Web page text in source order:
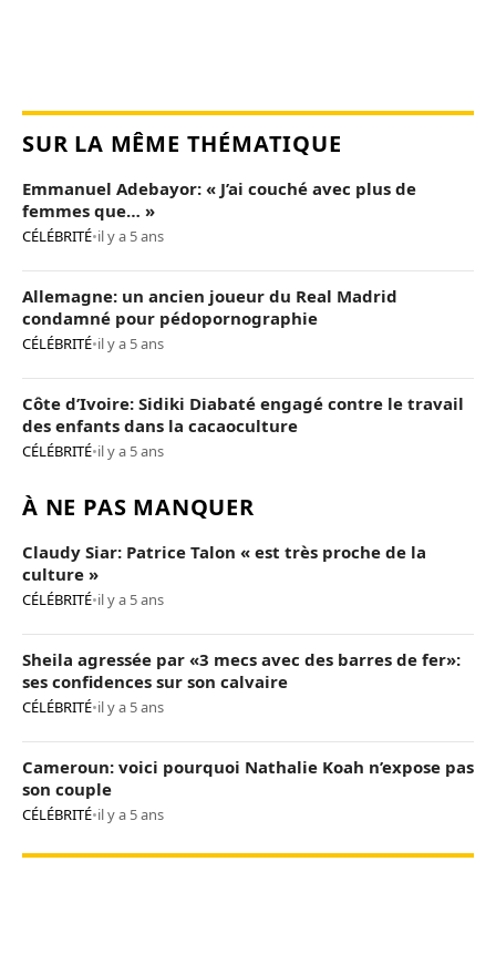
SUR LA MÊME THÉMATIQUE
Emmanuel Adebayor: « J’ai couché avec plus de
femmes que… »
CÉLÉBRITÉ•il y a 5 ans
Allemagne: un ancien joueur du Real Madrid
condamné pour pédopornographie
CÉLÉBRITÉ•il y a 5 ans
Côte d’Ivoire: Sidiki Diabaté engagé contre le travail
des enfants dans la cacaoculture
CÉLÉBRITÉ•il y a 5 ans
À NE PAS MANQUER
Claudy Siar: Patrice Talon « est très proche de la
culture »
CÉLÉBRITÉ•il y a 5 ans
Sheila agressée par «3 mecs avec des barres de fer»:
ses confidences sur son calvaire
CÉLÉBRITÉ•il y a 5 ans
Cameroun: voici pourquoi Nathalie Koah n’expose pas
son couple
CÉLÉBRITÉ•il y a 5 ans